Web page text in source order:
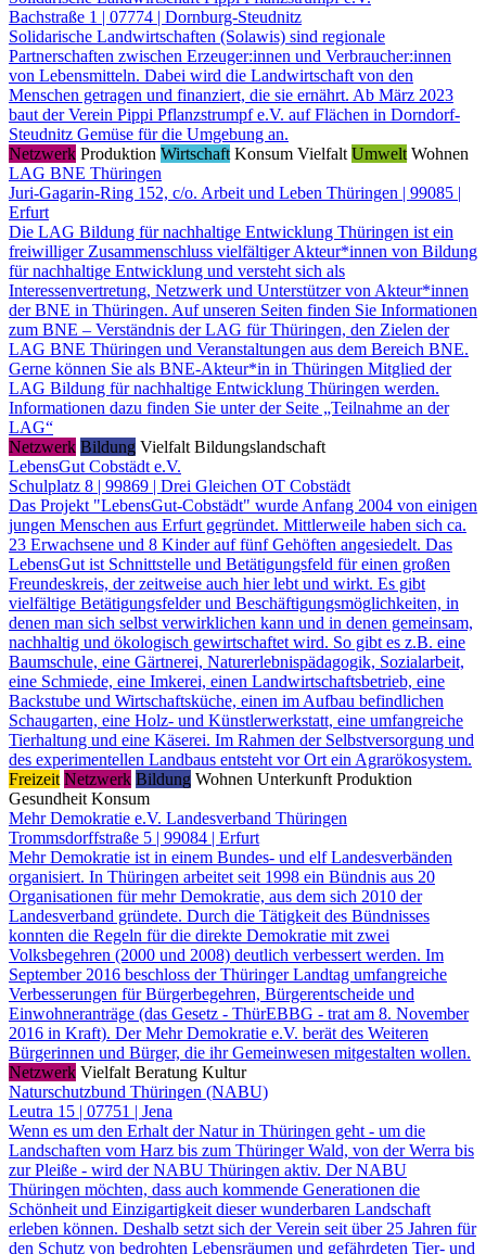
Bachstraße 1 | 07774 | Dornburg-Steudnitz
Solidarische Landwirtschaften (Solawis) sind regionale
Partnerschaften zwischen Erzeuger:innen und Verbraucher:innen
von Lebensmitteln. Dabei wird die Landwirtschaft von den
Menschen getragen und finanziert, die sie ernährt. Ab März 2023
baut der Verein Pippi Pflanzstrumpf e.V. auf Flächen in Dorndorf-
Steudnitz Gemüse für die Umgebung an.
Netzwerk Produktion Wirtschaft Konsum Vielfalt Umwelt Wohnen
LAG BNE Thüringen
Juri-Gagarin-Ring 152, c/o. Arbeit und Leben Thüringen | 99085 |
Erfurt
Die LAG Bildung für nachhaltige Entwicklung Thüringen ist ein
freiwilliger Zusammenschluss vielfältiger Akteur*innen von Bildung
für nachhaltige Entwicklung und versteht sich als
Interessenvertretung, Netzwerk und Unterstützer von Akteur*innen
der BNE in Thüringen. Auf unseren Seiten finden Sie Informationen
zum BNE – Verständnis der LAG für Thüringen, den Zielen der
LAG BNE Thüringen und Veranstaltungen aus dem Bereich BNE.
Gerne können Sie als BNE-Akteur*in in Thüringen Mitglied der
LAG Bildung für nachhaltige Entwicklung Thüringen werden.
Informationen dazu finden Sie unter der Seite „Teilnahme an der
LAG“
Netzwerk Bildung Vielfalt Bildungslandschaft
LebensGut Cobstädt e.V.
Schulplatz 8 | 99869 | Drei Gleichen OT Cobstädt
Das Projekt "LebensGut-Cobstädt" wurde Anfang 2004 von einigen
jungen Menschen aus Erfurt gegründet. Mittlerweile haben sich ca.
23 Erwachsene und 8 Kinder auf fünf Gehöften angesiedelt. Das
LebensGut ist Schnittstelle und Betätigungsfeld für einen großen
Freundeskreis, der zeitweise auch hier lebt und wirkt. Es gibt
vielfältige Betätigungsfelder und Beschäftigungsmöglichkeiten, in
denen man sich selbst verwirklichen kann und in denen gemeinsam,
nachhaltig und ökologisch gewirtschaftet wird. So gibt es z.B. eine
Baumschule, eine Gärtnerei, Naturerlebnispädagogik, Sozialarbeit,
eine Schmiede, eine Imkerei, einen Landwirtschaftsbetrieb, eine
Backstube und Wirtschaftsküche, einen im Aufbau befindlichen
Schaugarten, eine Holz- und Künstlerwerkstatt, eine umfangreiche
Tierhaltung und eine Käserei. Im Rahmen der Selbstversorgung und
des experimentellen Landbaus entsteht vor Ort ein Agrarökosystem.
Freizeit Netzwerk Bildung Wohnen Unterkunft Produktion
Gesundheit Konsum
Mehr Demokratie e.V. Landesverband Thüringen
Trommsdorffstraße 5 | 99084 | Erfurt
Mehr Demokratie ist in einem Bundes- und elf Landesverbänden
organisiert. In Thüringen arbeitet seit 1998 ein Bündnis aus 20
Organisationen für mehr Demokratie, aus dem sich 2010 der
Landesverband gründete. Durch die Tätigkeit des Bündnisses
konnten die Regeln für die direkte Demokratie mit zwei
Volksbegehren (2000 und 2008) deutlich verbessert werden. Im
September 2016 beschloss der Thüringer Landtag umfangreiche
Verbesserungen für Bürgerbegehren, Bürgerentscheide und
Einwohneranträge (das Gesetz - ThürEBBG - trat am 8. November
2016 in Kraft). Der Mehr Demokratie e.V. berät des Weiteren
Bürgerinnen und Bürger, die ihr Gemeinwesen mitgestalten wollen.
Netzwerk Vielfalt Beratung Kultur
Naturschutzbund Thüringen (NABU)
Leutra 15 | 07751 | Jena
Wenn es um den Erhalt der Natur in Thüringen geht - um die
Landschaften vom Harz bis zum Thüringer Wald, von der Werra bis
zur Pleiße - wird der NABU Thüringen aktiv. Der NABU
Thüringen möchten, dass auch kommende Generationen die
Schönheit und Einzigartigkeit dieser wunderbaren Landschaft
erleben können. Deshalb setzt sich der Verein seit über 25 Jahren für
den Schutz von bedrohten Lebensräumen und gefährdeten Tier- und